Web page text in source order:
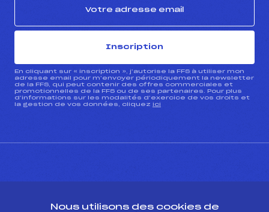
Inscription
En cliquant sur « inscription », j’autorise la FFS à utiliser mon
adresse email pour m’envoyer périodiquement la newsletter
de la FFS, qui peut contenir des offres commerciales et
promotionnelles de la FFS ou de ses partenaires. Pour plus
d’informations sur les modalités d’exercice de vos droits et
la gestion de vos données, cliquez ici
Nous utilisons des cookies de